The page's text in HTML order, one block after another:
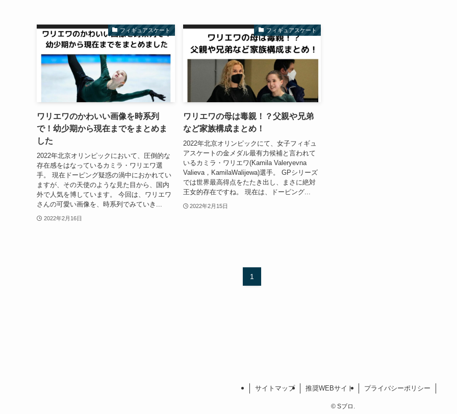
フィギュアスケート
ワリエワのかわいい画像を時系列
で！幼少期から現在までをまとめま
した
2022年北京オリンピックにおいて、圧倒的な
存在感をはなっているカミラ・ワリエワ選
手。 現在ドーピング疑惑の渦中におかれてい
ますが、その天使のような見た目から、国内
外で人気を博しています。 今回は、ワリエワ
さんの可愛い画像を、時系列でみていき...
2022年2月16日
フィギュアスケート
ワリエワの母は毒親！？父親や兄弟
など家族構成まとめ！
2022年北京オリンピックにて、女子フィギュ
アスケートの金メダル最有力候補と言われて
いるカミラ・ワリエワ(Kamila Valeryevna
Valieva，KamilaWalijewa)選手。 GPシリーズ
では世界最高得点をたたき出し、まさに絶対
王女的存在ですね。 現在は、ドーピング...
2022年2月15日
1
サイトマップ 推奨WEBサイト プライバシーポリシー
©Sブロ.